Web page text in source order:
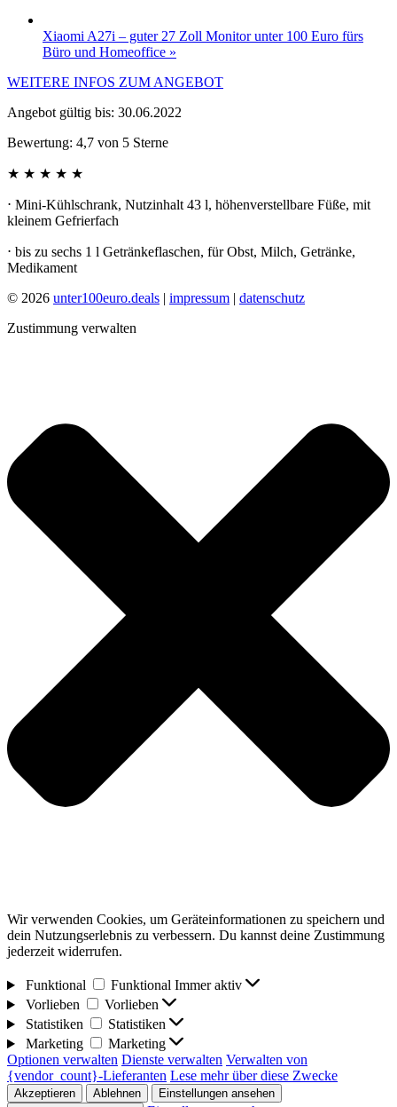
Xiaomi A27i – guter 27 Zoll Monitor unter 100 Euro fürs
Büro und Homeoffice »
WEITERE INFOS ZUM ANGEBOT
Angebot gültig bis: 30.06.2022
Bewertung: 4,7 von 5 Sterne
★ ★ ★ ★ ★
⋅ Mini-Kühlschrank, Nutzinhalt 43 l, höhenverstellbare Füße, mit
kleinem Gefrierfach
⋅ bis zu sechs 1 l Getränkeflaschen, für Obst, Milch, Getränke,
Medikament
© 2026 unter100euro.deals | impressum | datenschutz
Zustimmung verwalten
Wir verwenden Cookies, um Geräteinformationen zu speichern und
dein Nutzungserlebnis zu verbessern. Du kannst deine Zustimmung
jederzeit widerrufen.
Funktional Funktional Immer aktiv
Vorlieben
Vorlieben
Statistiken
Statistiken
Marketing
Marketing
Optionen verwalten Dienste verwalten Verwalten von
{vendor_count}-Lieferanten Lese mehr über diese Zwecke
Akzeptieren Ablehnen
Einstellungen ansehen